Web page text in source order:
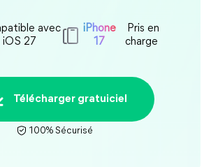
avec
iOS 27
iPhone
17
Pris en
charge
Télécharger gratuiciel
100% Sécurisé